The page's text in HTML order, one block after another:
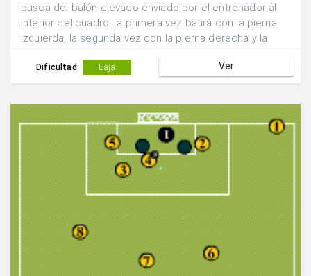
busca del balón elevado enviado por el entrenador al
interior del cuadro.La primera vez batirá con la pierna
izquierda, la segunda vez con la pierna derecha y la
Dificultad Baja Ver